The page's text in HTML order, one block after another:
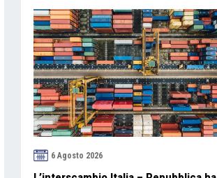
6 Agosto 2026